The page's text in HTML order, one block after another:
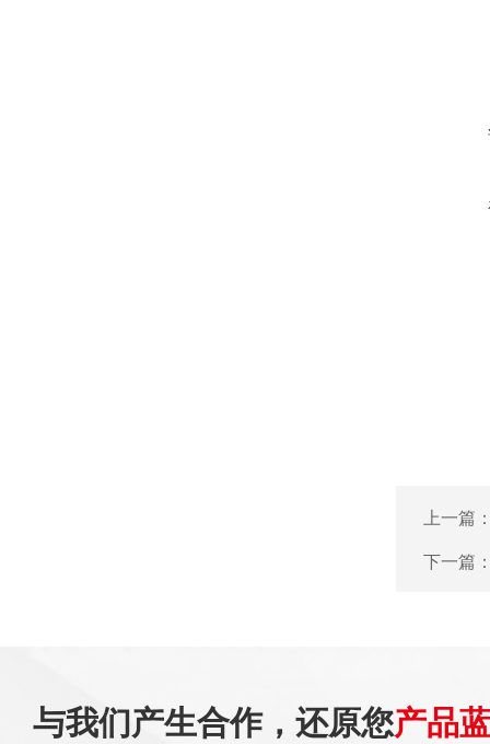
上一篇
下一篇
与我们产生合作，还原您产品